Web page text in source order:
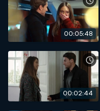
00:05:48
00:02:44